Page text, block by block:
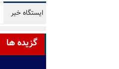
ایستگاه خبر
گزیده ها